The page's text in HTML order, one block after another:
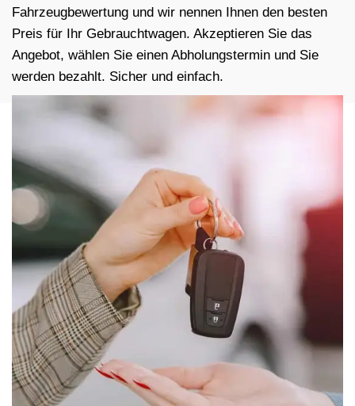
Fahrzeugbewertung und wir nennen Ihnen den besten
Preis für Ihr Gebrauchtwagen. Akzeptieren Sie das
Angebot, wählen Sie einen Abholungstermin und Sie
werden bezahlt. Sicher und einfach.